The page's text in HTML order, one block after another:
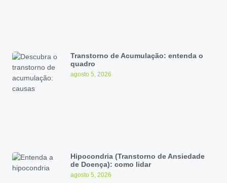
Transtorno de Acumulação: entenda o
quadro
agosto 5, 2026
Hipocondria (Transtorno de Ansiedade
de Doença): como lidar
agosto 5, 2026